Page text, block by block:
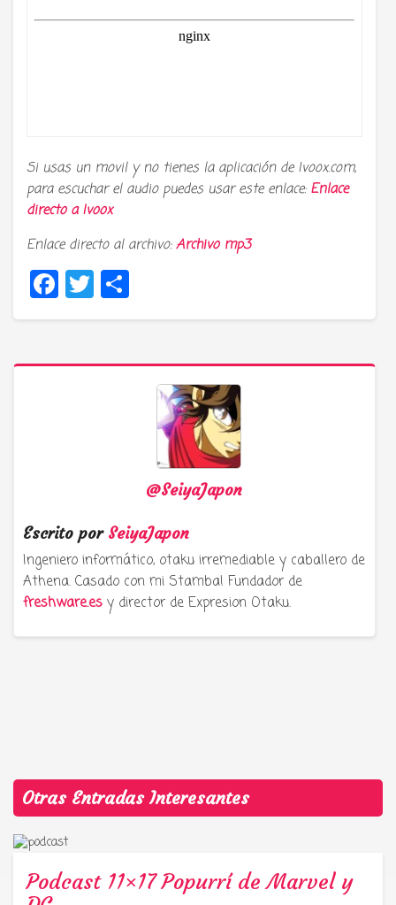
Si usas un movil y no tienes la aplicación de Ivoox.com,
para escuchar el audio puedes usar este enlace: Enlace
directo aIvoox
Enlace directo al archivo:Archivo mp3
Facebook
Twitter
@SeiyaJapon
Escrito por SeiyaJapon
Ingeniero informático, otaku irremediable y caballero de
Athena. Casado con mi Stamba! Fundador de
freshware.es y director de Expresion Otaku.
Otras Entradas Interesantes
Podcast 11×17 Popurrí de Marvel y